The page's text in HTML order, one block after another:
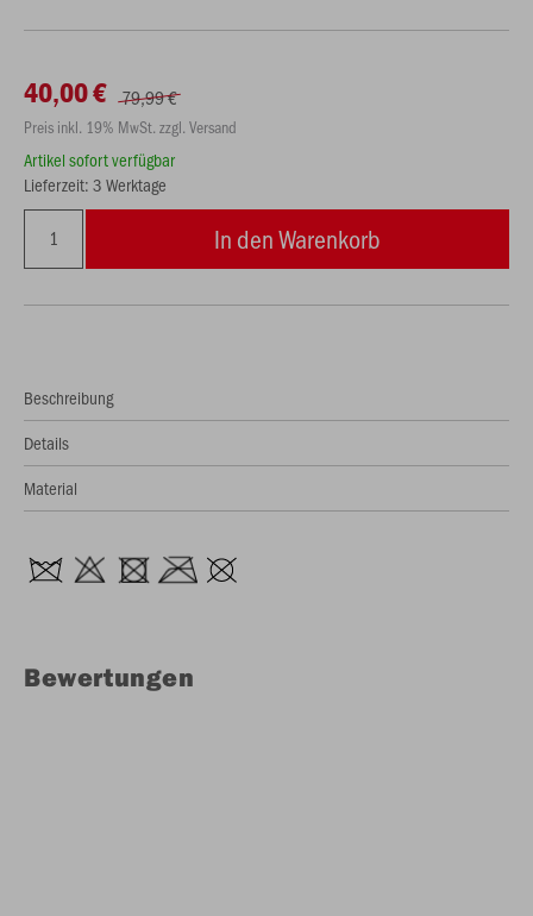
40,00 € 79,99 €
Preis inkl. 19% MwSt. zzgl. Versand
Artikel sofort verfügbar
Lieferzeit: 3 Werktage
In den Warenkorb
Beschreibung
Details
Material
Bewertungen